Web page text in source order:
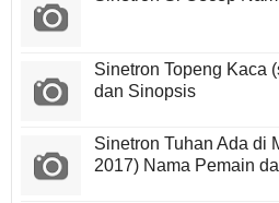
Sinetron Topeng Kaca
dan Sinopsis
Sinetron Tuhan Ada di
2017) Nama Pemain